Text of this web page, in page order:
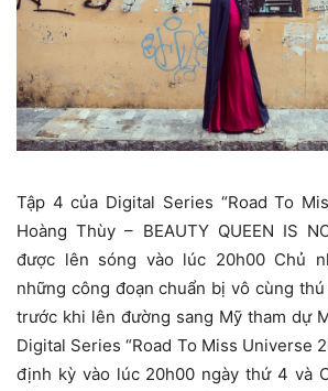
Tập 4 của Digital Series “Road To
Hoàng Thùy – BEAUTY QUEEN IS
được lên sóng vào lúc 20h00 Chủ
những công đoạn chuẩn bị vô cùng
trước khi lên đường sang Mỹ tham dự
Digital Series “Road To Miss Universe
định kỳ vào lúc 20h00 ngày thứ 4 và